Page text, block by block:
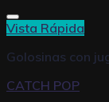
Vista Rápida
Golosinas con
CATCH POP